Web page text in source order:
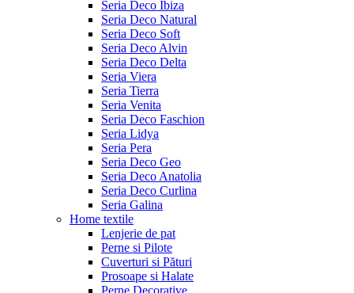
Seria Deco Ibiza
Seria Deco Natural
Seria Deco Soft
Seria Deco Alvin
Seria Deco Delta
Seria Viera
Seria Tierra
Seria Venita
Seria Deco Faschion
Seria Lidya
Seria Pera
Seria Deco Geo
Seria Deco Anatolia
Seria Deco Curlina
Seria Galina
Home textile
Lenjerie de pat
Perne si Pilote
Cuverturi si Pături
Prosoape si Halate
Perne Decorative